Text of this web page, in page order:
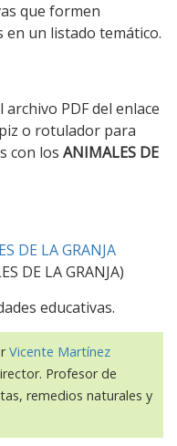
que formen
en un listado temático.
PDF del enlace
o rotulador para
con los ANIMALES DE
DE LA GRANJA
DE LA GRANJA)
educativas.
Vicente Martínez
Profesor de
remedios naturales y